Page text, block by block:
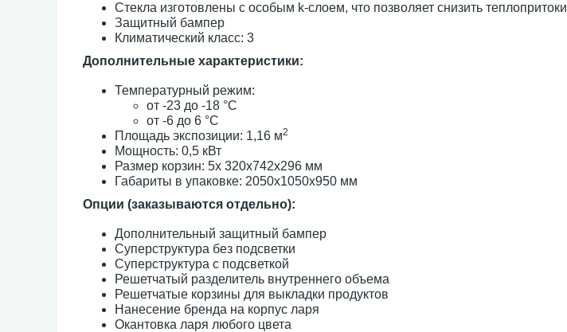
Стекла изготовлены с особым k-слоем, что позволяет снизить теплопритоки
Защитный бампер
Климатический класс: 3
Дополнительные характеристики:
Температурный режим:
от -23 до -18 °С
от -6 до 6 °С
Площадь экспозиции: 1,16 м2
Мощность: 0,5 кВт
Размер корзин: 5х 320х742х296 мм
Габариты в упаковке: 2050х1050х950 мм
Опции (заказываются отдельно):
Дополнительный защитный бампер
Суперструктура без подсветки
Суперструктура с подсветкой
Решетчатый разделитель внутреннего объема
Решетчатые корзины для выкладки продуктов
Нанесение бренда на корпус ларя
Окантовка ларя любого цвета